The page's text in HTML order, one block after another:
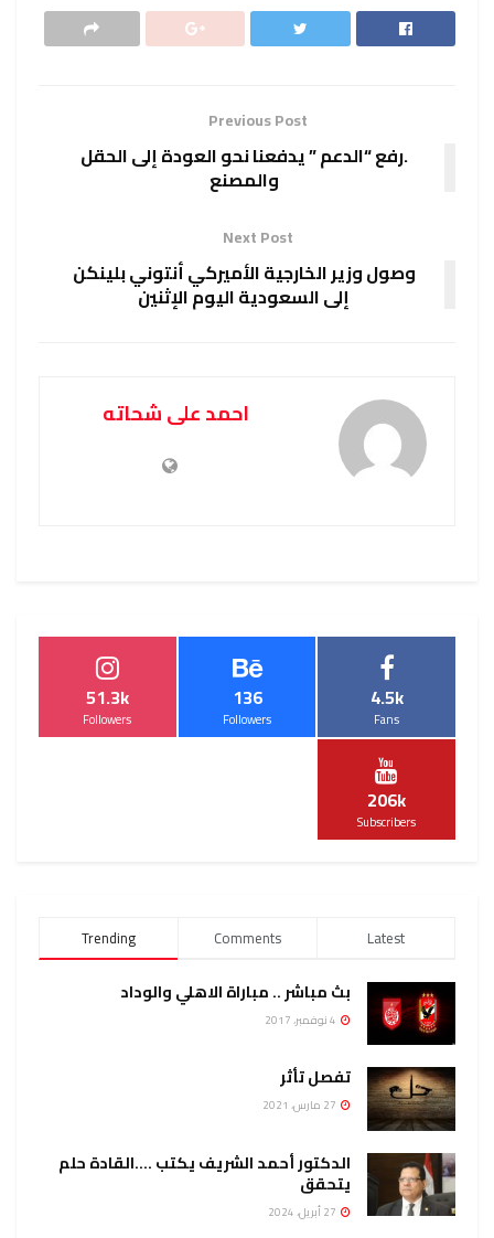
Previous Post
.رفع “الدعم ” يدفعنا نحو العودة إلى الحقل
والمصنع
Next Post
وصول وزير الخارجية الأميركي أنتوني بلينكن
إلى السعودية اليوم الإثنين
احمد على شحاته
4.5k
Fans
136
Followers
51.3k
Followers
206k
Subscribers
Trending Comments Latest
بث مباشر .. مباراة الاهلي والوداد
تفصل تأثر
الدكتور أحمد الشريف يكتب ….القادة حلم
يتحقق